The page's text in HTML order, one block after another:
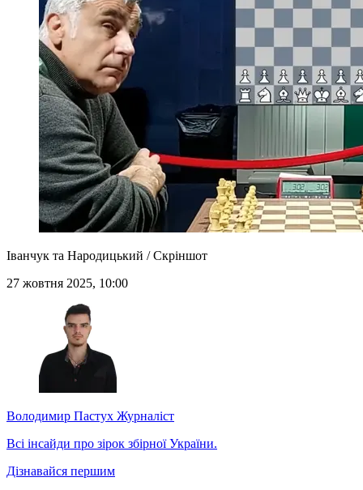
Іванчук та Народицький / Скріншот
27 жовтня 2025, 10:00
Володимир Пастух Журналіст
Всі інсайди про зірок збірної України.
Дізнавайся першим